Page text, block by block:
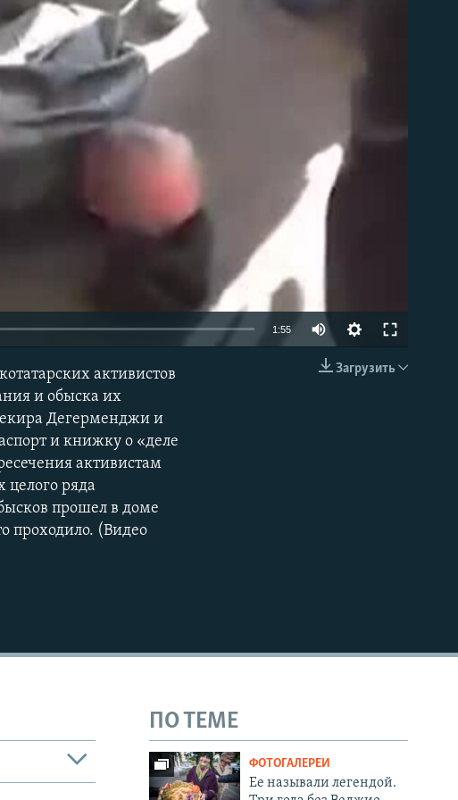
EMBED
available
1:55
Загрузить
активистов
и обыска их
Дегерменджи и
и книжку о «деле
активистам
ряда
прошел в доме
проходило. (Видео
ПО ТЕМЕ
ФОТОГАЛЕРЕИ
Ее называли легендой.